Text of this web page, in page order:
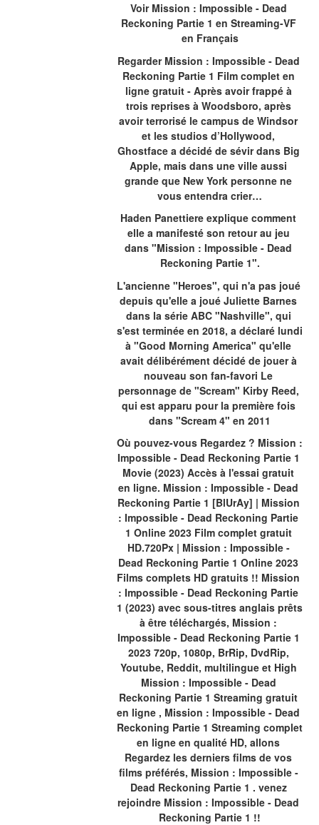
Voir Mission : Impossible - Dead
Reckoning Partie 1 en Streaming-VF
en Français
Regarder Mission : Impossible - Dead
Reckoning Partie 1 Film complet en
ligne gratuit - Après avoir frappé à
trois reprises à Woodsboro, après
avoir terrorisé le campus de Windsor
et les studios d’Hollywood,
Ghostface a décidé de sévir dans Big
Apple, mais dans une ville aussi
grande que New York personne ne
vous entendra crier…
Haden Panettiere explique comment
elle a manifesté son retour au jeu
dans "Mission : Impossible - Dead
Reckoning Partie 1".
L'ancienne "Heroes", qui n'a pas joué
depuis qu'elle a joué Juliette Barnes
dans la série ABC "Nashville", qui
s'est terminée en 2018, a déclaré lundi
à "Good Morning America" ​​qu'elle
avait délibérément décidé de jouer à
nouveau son fan-favori Le
personnage de "Scream" Kirby Reed,
qui est apparu pour la première fois
dans "Scream 4" en 2011
Où pouvez-vous Regardez ? Mission :
Impossible - Dead Reckoning Partie 1
Movie (2023) Accès à l'essai gratuit
en ligne. Mission : Impossible - Dead
Reckoning Partie 1 [BlUrAy] | Mission
: Impossible - Dead Reckoning Partie
1 Online 2023 Film complet gratuit
HD.720Px | Mission : Impossible -
Dead Reckoning Partie 1 Online 2023
Films complets HD gratuits !! Mission
: Impossible - Dead Reckoning Partie
1 (2023) avec sous-titres anglais prêts
à être téléchargés, Mission :
Impossible - Dead Reckoning Partie 1
2023 720p, 1080p, BrRip, DvdRip,
Youtube, Reddit, multilingue et High
Mission : Impossible - Dead
Reckoning Partie 1 Streaming gratuit
en ligne , Mission : Impossible - Dead
Reckoning Partie 1 Streaming complet
en ligne en qualité HD, allons
Regardez les derniers films de vos
films préférés, Mission : Impossible -
Dead Reckoning Partie 1 . venez
rejoindre Mission : Impossible - Dead
Reckoning Partie 1 !!